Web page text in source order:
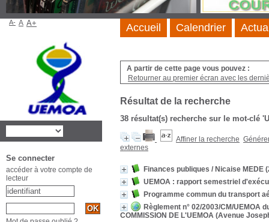
A partir de cette page vous pouvez :
Retourner au premier écran avec les
Résultat de la recherche
38 résultat(s) recherche sur le mot-clé
Affiner la recherche
externes
Finances publiques / Nicaise MEDE
UEMOA : rapport semestriel
Programme commun du transport
Règlement n° 02/2003/CM/
COMMISSION DE L'UEMOA (Avenue
Accueil Calendrier
A- A A+
Se connecter
accéder à votre compte de
lecteur